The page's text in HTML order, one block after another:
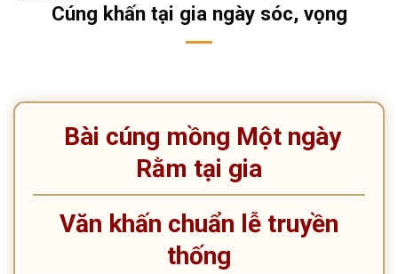
Cúng khấn tại gia ngày sóc, vọng
Bài cúng mồng Một ngày
Rằm tại gia
Văn khấn chuẩn lễ truyền
thống